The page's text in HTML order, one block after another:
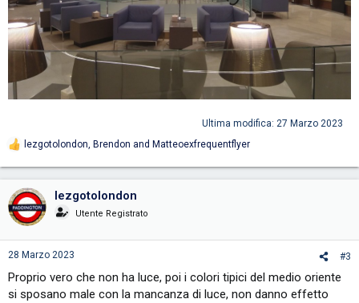
Ultima modifica: 27 Marzo 2023
R
t
i
n
s
lezgotolondon Brendon and Matteoexfrequentflyer
lezgotolondon
Utente Registrato
28 Marzo 2023 #3
Proprio vero che non ha luce, poi i colori tipici del medio oriente
si sposano male con la mancanza di luce, non danno effetto